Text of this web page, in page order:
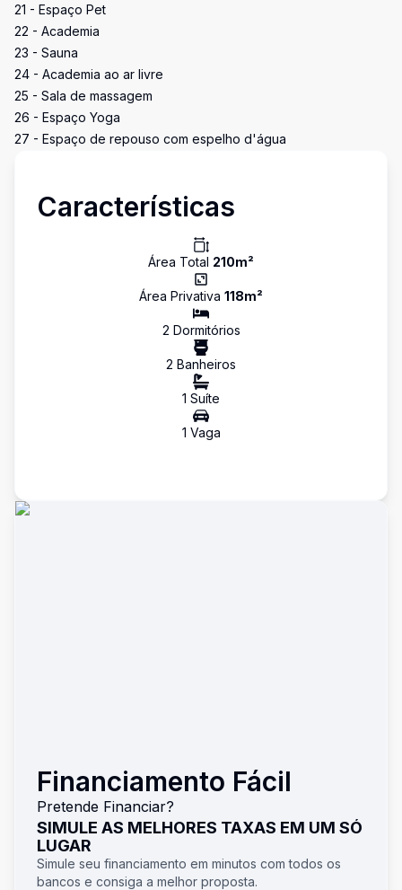
21 - Espaço Pet
22 - Academia
23 - Sauna
24 - Academia ao ar livre
25 - Sala de massagem
26 - Espaço Yoga
27 - Espaço de repouso com espelho d'água
Características
Área Total 210m²
Área Privativa 118m²
2 Dormitórios
2 Banheiros
1 Suíte
1 Vaga
Financiamento Fácil
Pretende Financiar?
SIMULE AS MELHORES TAXAS EM UM SÓ
LUGAR
Simule seu financiamento em minutos com todos os
bancos e consiga a melhor proposta.